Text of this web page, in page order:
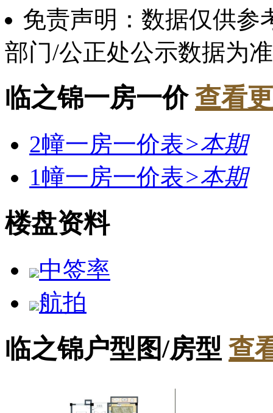
免责声明：数据仅供参
部门/公正处公示数据为
临之锦一房一价 查看
2幢一房一价表>本期
1幢一房一价表>本期
楼盘资料
中签率
航拍
临之锦户型图/房型 查